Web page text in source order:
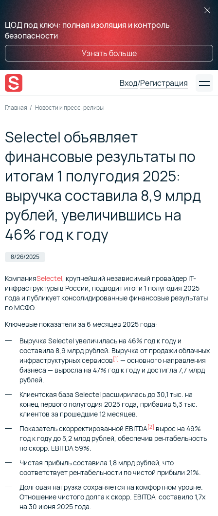
ЦОД под ключ: полная изоляция и контроль
безопасности
Узнать больше
Вход/Регистрация
Главная Новости и пресс-релизы
Selectel объявляет
финансовые результаты по
итогам 1 полугодия 2025:
выручка составила 8,9 млрд
рублей, увеличившись на
46% год к году
8/26/2025
КомпанияSelectel, крупнейший независимый провайдер IT-
инфраструктуры в России, подводит итоги 1 полугодия 2025
года и публикует консолидированные финансовые результаты
по МСФО.
Ключевые показатели за 6 месяцев 2025 года:
Выручка Selectel увеличилась на 46% год к году и
составила 8,9 млрд рублей. Выручка от продажи облачных
инфраструктурных сервисов [1] — основного направления
бизнеса — выросла на 47% год к году и достигла 7,7 млрд
рублей.
Клиентская база Selectel расширилась до 30,1 тыс. на
конец первого полугодия 2025 года, прибавив 5,3 тыс.
клиентов за прошедшие 12 месяцев.
Показатель скорректированной EBITDA[2] вырос на 49%
год к году до 5,2 млрд рублей, обеспечив рентабельность
по скорр. EBITDA 59%.
Чистая прибыль составила 1,8 млрд рублей, что
соответствует рентабельности по чистой прибыли 21%.
Долговая нагрузка сохраняется на комфортном уровне.
Отношение чистого долга к скорр. EBITDA составило 1,7х
на 30 июня 2025 года.